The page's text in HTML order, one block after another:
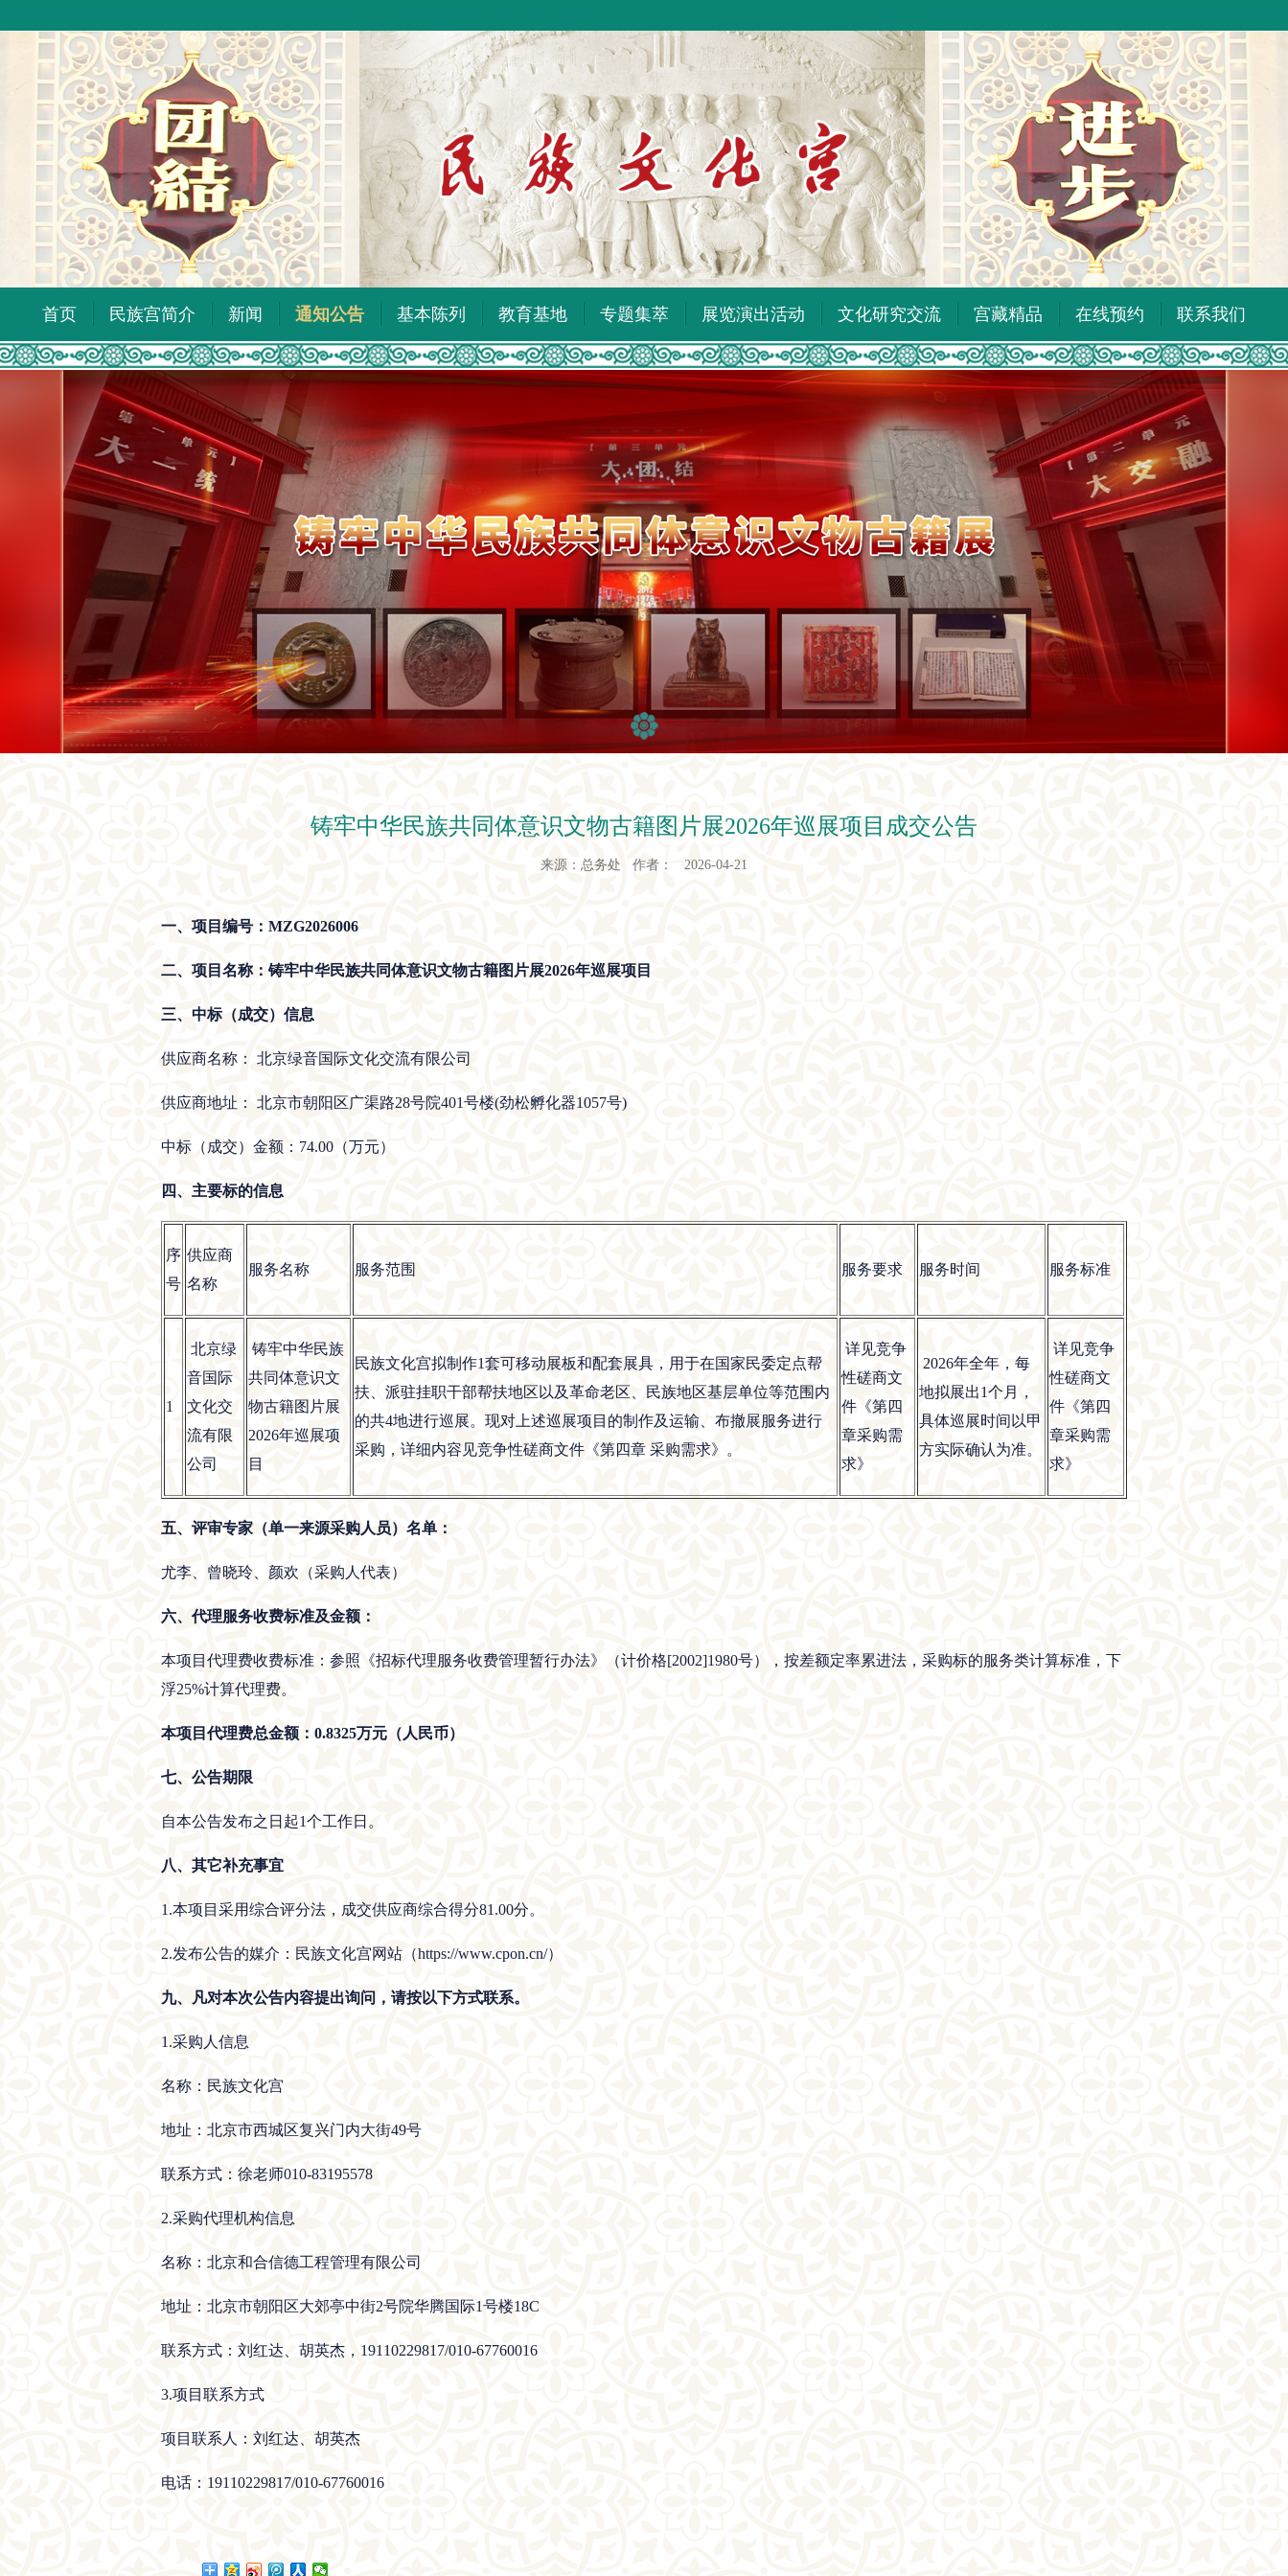
首页 民族宫简介 新闻 通知公告 基本陈列 教育基地 专题集萃 展览演出活动 文化研究交流 宫藏精品 在线预约 联系我们
铸牢中华民族共同体意识文物古籍图片展2026年巡展项目成交公告
来源：总务处 作者： 2026-04-21
一、项目编号：MZG2026006
二、项目名称：铸牢中华民族共同体意识文物古籍图片展2026年巡展项目
三、中标（成交）信息
供应商名称： 北京绿音国际文化交流有限公司
供应商地址： 北京市朝阳区广渠路28号院401号楼(劲松孵化器1057号)
中标（成交）金额：74.00（万元）
四、主要标的信息
序
号
供应商
名称
服务名称 服务范围 服务要求 服务时间 服务标准
1
北京绿
音国际
文化交
流有限
公司
铸牢中华民族
共同体意识文
物古籍图片展
2026年巡展项
目
民族文化宫拟制作1套可移动展板和配套展具，用于在国家民委定点帮
扶、派驻挂职干部帮扶地区以及革命老区、民族地区基层单位等范围内
的共4地进行巡展。现对上述巡展项目的制作及运输、布撤展服务进行
采购，详细内容见竞争性磋商文件《第四章 采购需求》。
详见竞争
性磋商文
件《第四
章采购需
求》
2026年全年，每
地拟展出1个月，
具体巡展时间以甲
方实际确认为准。
详见竞争
性磋商文
件《第四
章采购需
求》
五、评审专家（单一来源采购人员）名单：
尤李、曾晓玲、颜欢（采购人代表）
六、代理服务收费标准及金额：
本项目代理费收费标准：参照《招标代理服务收费管理暂行办法》（计价格[2002]1980号），按差额定率累进法，采购标的服务类计算标准，下
浮25%计算代理费。
本项目代理费总金额：0.8325万元（人民币）
七、公告期限
自本公告发布之日起1个工作日。
八、其它补充事宜
1.本项目采用综合评分法，成交供应商综合得分81.00分。
2.发布公告的媒介：民族文化宫网站（https://www.cpon.cn/）
九、凡对本次公告内容提出询问，请按以下方式联系。
1.采购人信息
名称：民族文化宫
地址：北京市西城区复兴门内大街49号
联系方式：徐老师010-83195578
2.采购代理机构信息
名称：北京和合信德工程管理有限公司
地址：北京市朝阳区大郊亭中街2号院华腾国际1号楼18C
联系方式：刘红达、胡英杰，19110229817/010-67760016
3.项目联系方式
项目联系人：刘红达、胡英杰
电话：19110229817/010-67760016